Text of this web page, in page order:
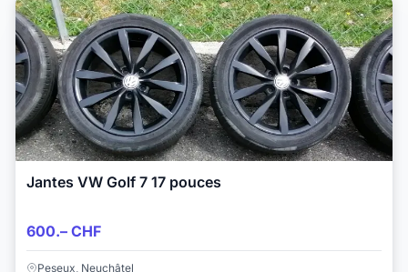
Jantes VW Golf 7 17 pouces
600.– CHF
Peseux, Neuchâtel